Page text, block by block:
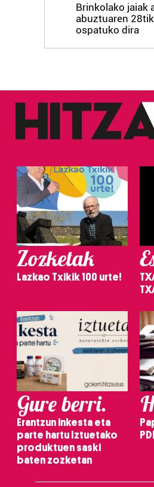
Brinkolako jaiak
abuztuaren
ospatuko dira
Zozketak
Lazkao Txikik 100 urte!
Gure berri.
Erantzun inkesta eta
parte hartu Iztuetako
produktuen saski
baten zozketan